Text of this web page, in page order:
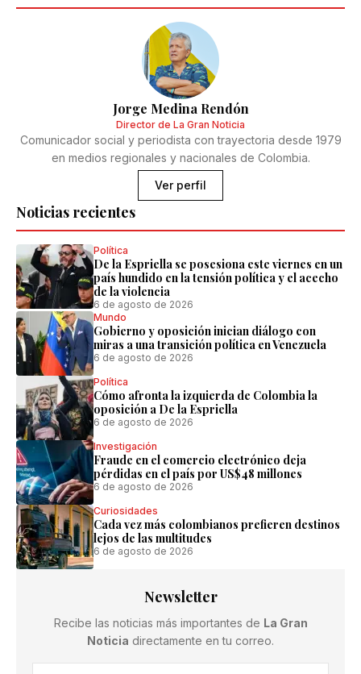
Noticias recientes
Política
De la Espriella se posesiona este viernes en un
país hundido en la tensión política y el acecho
de la violencia
6 de agosto de 2026
Mundo
Gobierno y oposición inician diálogo con
miras a una transición política en Venezuela
6 de agosto de 2026
Política
Cómo afronta la izquierda de Colombia la
oposición a De la Espriella
6 de agosto de 2026
Investigación
Fraude en el comercio electrónico deja
pérdidas en el país por US$48 millones
6 de agosto de 2026
Curiosidades
Cada vez más colombianos prefieren destinos
lejos de las multitudes
6 de agosto de 2026
Jorge Medina Rendón
Director de La Gran Noticia
Comunicador social y periodista con trayectoria desde 1979
en medios regionales y nacionales de Colombia.
Ver perfil
Newsletter
Recibe las noticias más importantes de La Gran
Noticia directamente en tu correo.